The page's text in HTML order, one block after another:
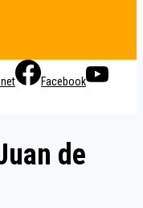
Facebook
de